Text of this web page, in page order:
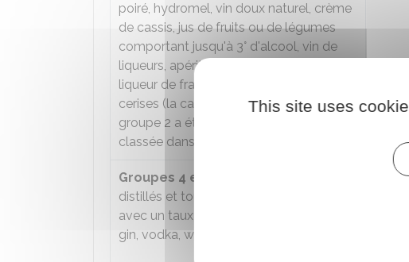
poiré, hydromel, vin doux naturel, crème
de cassis, jus de fruits ou de légumes
comportant jusqu'à 3° d'alcool, vin de
liqueurs, apéritif à base de vin, porto,
liqueur de fraises, framboises, cassis ou
cerises (la catégorie des alcools du
groupe 2 a été supprimée et se trouve
classée dans le groupe 3)
Groupes 4 et 5
distillés et toutes boissons alcooliques
avec un taux
gin, vodka, whisky, pastis, etc.
This site uses